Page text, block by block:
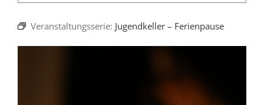
Veranstaltungsserie: Jugendkeller – Ferienpause